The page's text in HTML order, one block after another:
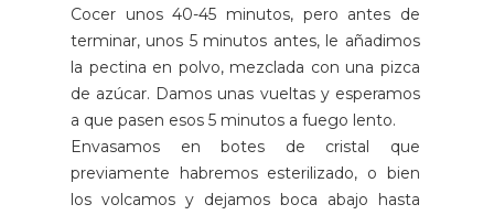
Cocer unos 40-45 minutos, pero antes de
terminar, unos 5 minutos antes, le añadimos
la pectina en polvo, mezclada con una pizca
de azúcar. Damos unas vueltas y esperamos
a que pasen esos 5 minutos a fuego lento.
Envasamos en botes de cristal que
previamente habremos esterilizado, o bien
los volcamos y dejamos boca abajo hasta